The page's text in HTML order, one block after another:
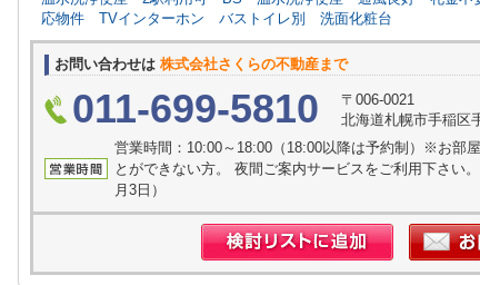
応物件
TVインターホン バストイレ別 洗面化粧台
お問い合わせは 株式会社さくらの不動産まで
011-699-5810
〒006-0021
北海道札幌市手稲区
営業時間：10:00～18:00（18:00以降は予約制）※お部
とができない方。 夜間ご案内サービスをご利用下さい
月3日）